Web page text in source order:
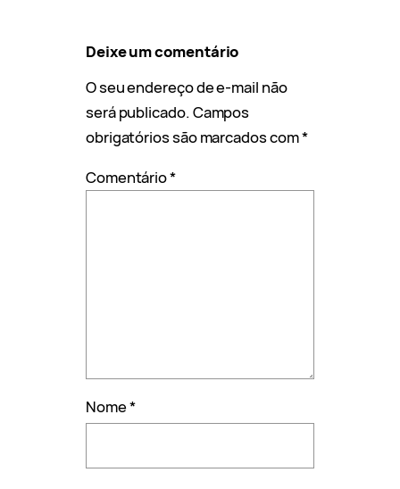
Deixe um comentário
O seu endereço de e-mail não
será publicado. Campos
obrigatórios são marcados com*
Comentário*
Nome*